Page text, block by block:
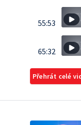
55:53
65:32
Přehrát celé